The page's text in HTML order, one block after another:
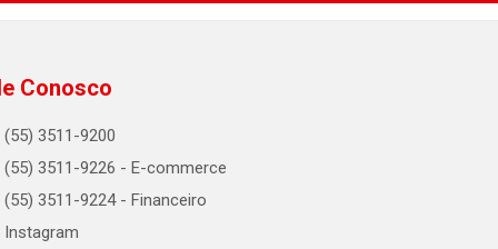
Conosco
(55) 3511-9200
(55) 3511-9226 - E-commerce
(55) 3511-9224 - Financeiro
Instagram